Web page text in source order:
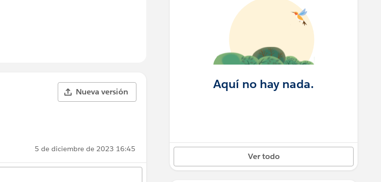
Nueva versión
5 de diciembre de 2023 16:45
Aquí no hay nada.
Ver todo